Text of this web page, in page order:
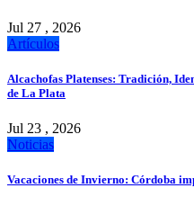
Jul 27 , 2026
Artículos
Alcachofas Platenses: Tradición,
de La Plata
Jul 23 , 2026
Noticias
Vacaciones de Invierno: Córdoba